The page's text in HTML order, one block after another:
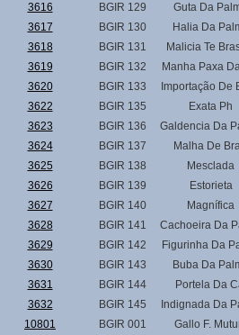
3616
BGIR 129
Guta Da
3617
BGIR 130
Halia Da
3618
BGIR 131
Malicia Te
3619
BGIR 132
Manha Paxa
3620
BGIR 133
Importação De
3622
BGIR 135
Exata Ph
3623
BGIR 136
Galdencia Da
3624
BGIR 137
Malha De
3625
BGIR 138
Mesclada
3626
BGIR 139
Estorieta
3627
BGIR 140
Magnífica
3628
BGIR 141
Cachoeira Da
3629
BGIR 142
Figurinha Da
3630
BGIR 143
Buba Da
3631
BGIR 144
Portela Da
3632
BGIR 145
Indignada Da
10801
BGIR 001
Gallo F.